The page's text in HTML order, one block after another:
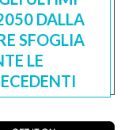
DALLA
SFOGLIA
LE